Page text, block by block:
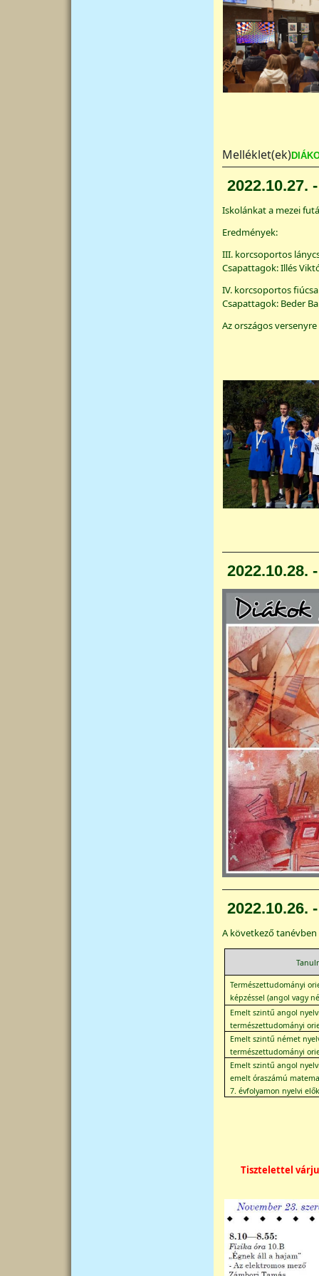
Melléklet(ek)
2022.10.27.
Iskolánkat a mezei
Eredmények:
III. korcsoportos
Csapattagok: Illés
IV. korcsoportos
Csapattagok: Beder
Az országos
2022.10.28.
2022.10.26.
A következő
Természettudományi
képzéssel (angol vagy
Emelt szintű angol
természettudományi
Emelt szintű német
természettudományi
Emelt szintű angol
emelt óraszámú
7. évfolyamon nyelvi
Tisztelettel